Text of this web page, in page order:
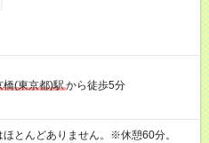
橋(東京都)駅から徒歩5分
とんどありません。※休憩60分。